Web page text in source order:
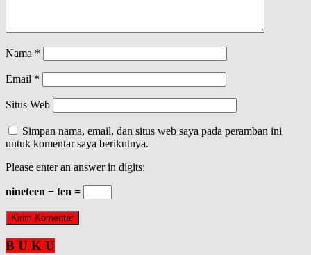
Nama *
Email *
Situs Web
Simpan nama, email, dan situs web saya pada peramban ini
untuk komentar saya berikutnya.
Please enter an answer in digits:
nineteen − ten =
B U K U